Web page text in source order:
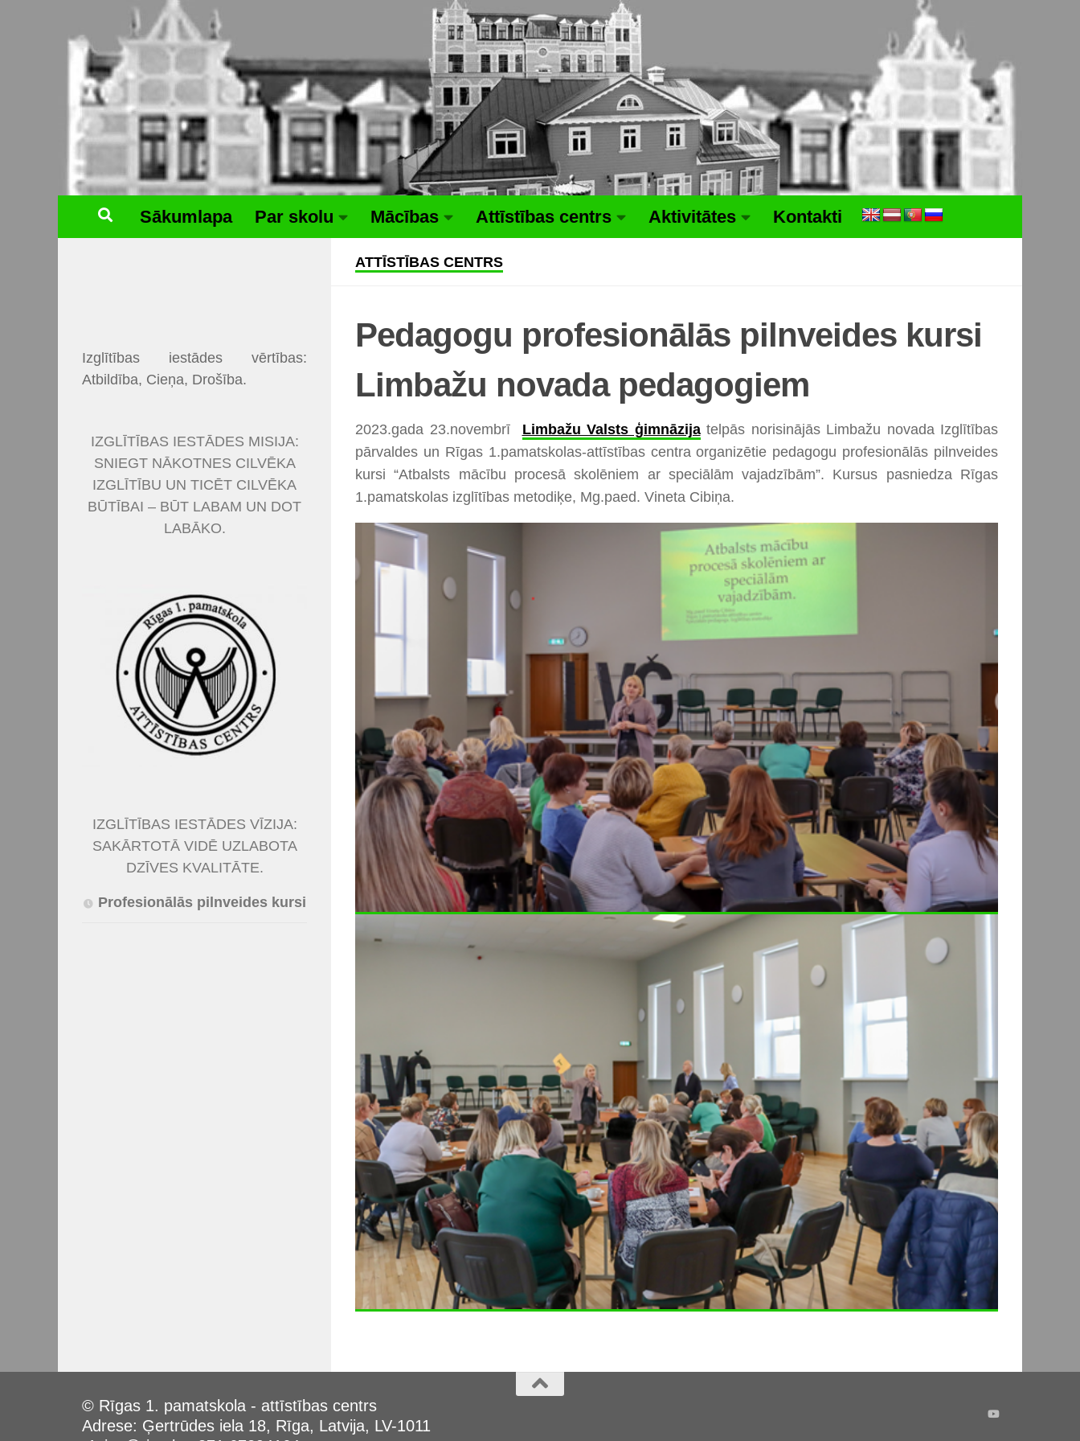
Sākumlapa Par skolu Mācības Attīstības centrs Aktivitātes Kontakti
ATTĪSTĪBAS CENTRS
Pedagogu profesionālās pilnveides kursi
Limbažu novada pedagogiem
2023.gada 23.novembrī Limbažu Valsts ģimnāzijatelpās norisinājās Limbažu novada Izglītības
pārvaldes un Rīgas 1.pamatskolas-attīstības centra organizētie pedagogu profesionālās pilnveides
kursi “Atbalsts mācību procesā skolēniem ar speciālām vajadzībām”. Kursus pasniedza Rīgas
1.pamatskolas izglītības metodiķe, Mg.paed. Vineta Cibiņa.
Izglītības iestādes vērtības:
Atbildība, Cieņa, Drošība.
IZGLĪTĪBAS IESTĀDES MISIJA:
SNIEGT NĀKOTNES CILVĒKA
IZGLĪTĪBU UN TICĒT CILVĒKA
BŪTĪBAI – BŪT LABAM UN DOT
LABĀKO.
IZGLĪTĪBAS IESTĀDES VĪZIJA:
SAKĀRTOTĀ VIDĒ UZLABOTA
DZĪVES KVALITĀTE.
Profesionālās pilnveides kursi
© Rīgas 1. pamatskola - attīstības centrs
Adrese: Ģertrūdes iela 18, Rīga, Latvija, LV-1011